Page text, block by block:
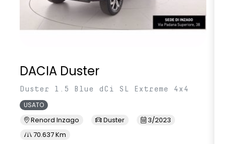
volante multifunzione
volante multifunzione regolabile in altezza e profondità
DACIA Duster
Duster 1.5 Blue dCi SL Extreme 4x4
USATO
Renord Inzago Duster
3/2023
70.637 Km